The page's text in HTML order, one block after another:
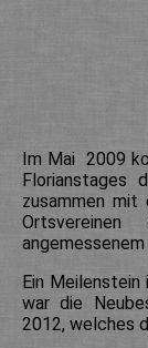
Im Mai 2009
Florianstages
zusammen mit
Ein
war die
2012, welches